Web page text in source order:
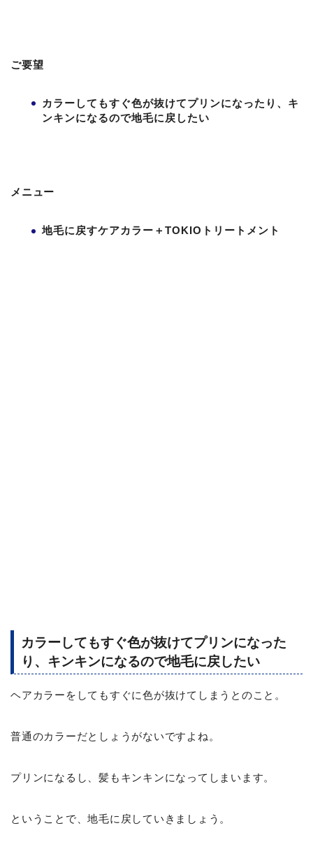
ご要望
カラーしてもすぐ色が抜けてプリンになったり、キ
ンキンになるので地毛に戻したい
メニュー
地毛に戻すケアカラー＋TOKIOトリートメント
カラーしてもすぐ色が抜けてプリンになった
り、キンキンになるので地毛に戻したい
ヘアカラーをしてもすぐに色が抜けてしまうとのこと。
普通のカラーだとしょうがないですよね。
プリンになるし、髪もキンキンになってしまいます。
ということで、地毛に戻していきましょう。